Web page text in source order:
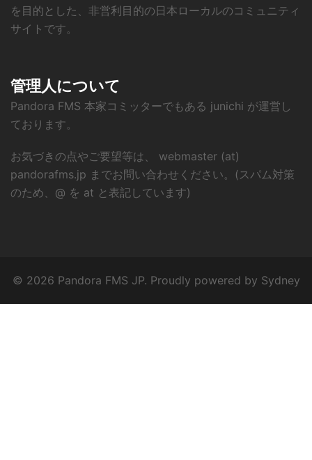
を目的とした、非営利目的の日本ローカルのコミュニティ
サイトです。
管理人について
Pandora FMS 本家コミッターでもある junichi が運営し
ております。
お気づきの点やご要望等は、 webmaster (at)
pandorafms.jp までお問い合わせください。(スパム対策
のため、@ を at と表記しています)
© 2026 Pandora FMS JP. Proudly powered by Sydney